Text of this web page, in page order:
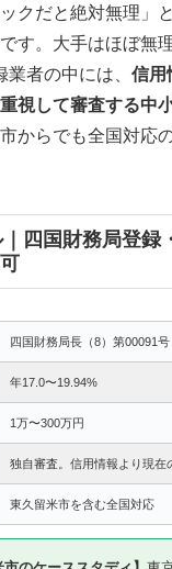
ックだと絶対無理」
す。大手はほぼ無
者の中には、 信用
視して審査する中
からでも全国対応
四国財務局登録
四国財務局長（8）第00091号
年17.0〜19.94%
1万〜300万円
独自審査。信用情報より現在
東久留米市を含む全国対応